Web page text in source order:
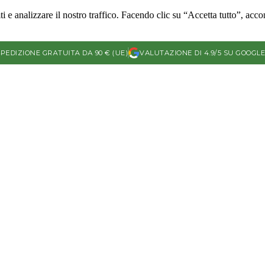
analizzare il nostro traffico. Facendo clic su “Accetta tutto”,
GRATUITA DA 90 € (UE) VALUTAZIONE DI 4.9/5 SU GOOGLE